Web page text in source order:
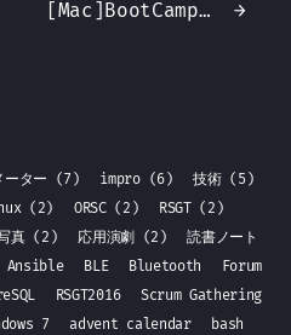
[Mac]BootCamp終焉の日 →
ーター (7) impro (6) 技術 (5)
(2) ORSC (2) RSGT (2)
真 (2) 応用演劇 (2)
読書ノート
Ansible BLE Bluetooth
Forum
RSGT2016
Scrum Gathering
7 advent calendar
bash